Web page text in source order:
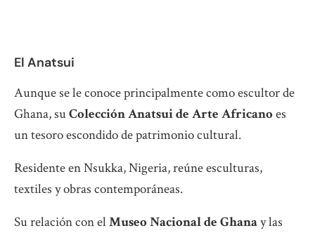
El Anatsui
Aunque se le conoce principalmente como escultor de
Ghana, suColección Anatsui de Arte Africanoes
un tesoro escondido de patrimonio cultural.
Residente en Nsukka, Nigeria, reúne esculturas,
textiles y obras contemporáneas.
Su relación con elMuseo Nacional de Ghanay las